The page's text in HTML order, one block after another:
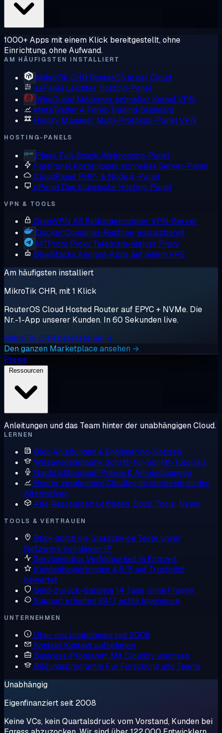
1000+ Apps mit einem Klick bereitgestellt, ohne
Einrichtung, ohne Aufwand.
AM HÄUFIGSTEN INSTALLIERT
MikroTik CHR RouterOS in der Cloud
aaPanel Leichtes Hosting-Panel
WireGuard Moderner, schneller Kernel VPN
MetaTrader 4 Forex-Trading-Standard
Hiddify Manager Multi-Protokoll-Panel VPN
HOSTING-PANELS
Plesk Full-Stack-Webhosting-Panel
FastPanel Kostenloses, schnelles Server-Panel
CloudPanel PHP- & Node.js-Panel
cPanel Das klassische Hosting-Panel
VPN & TOOLS
OpenVPN AS Selbstgehosteter VPN-Server
Docker Container-Runtime, einsatzbereit
MTProto Proxy Telegram-nativer Proxy
BlueStacks Android-Apps auf einem VPS
Am häufigsten installiert
MikroTik CHR, mit 1 Klick
RouterOS Cloud Hosted Router auf EPYC + NVMe. Die
Nr.-1-App unserer Kunden. In 60 Sekunden live.
MikroTik CHR bereitstellen →
Den ganzen Marketplace ansehen →
Preise
Anleitungen und das Team hinter der unabhängigen Cloud.
LERNEN
Blog Anleitungen & Engineering-Notizen
Wissensdatenbank Schritt-für-Schritt-Tutorials
Nachrichtenraum Presse & Ankündigungen
Hoster vergleichen Cloudzy im Vergleich zu den
Alternativen
Alle Ressourcen Leitfäden, Docs, Tools, News
TOOLS & VERTRAUEN
Blick durch die Glasscheibe Teste unser
Netzwerk von deiner IP
Servicestatus Verfügbarkeit in Echtzeit
Kundenbewertungen 4,6/5 auf Trustpilot
bewertet
Geld-zurück-Garantie14 Tage, ohne Fragen
Support erhalten 24/7, echte Ingenieure
UNTERNEHMEN
Über uns Unabhängig seit 2008
Kontakt Kontakt aufnehmen
Business-Programm Mit Cloudzy wachsen
Bildungsprogramm Für Forschung und Teams
Unabhängig
Eigenfinanziert seit 2008
Keine VCs, kein Quartalsdruck vom Vorstand, Kunden bei